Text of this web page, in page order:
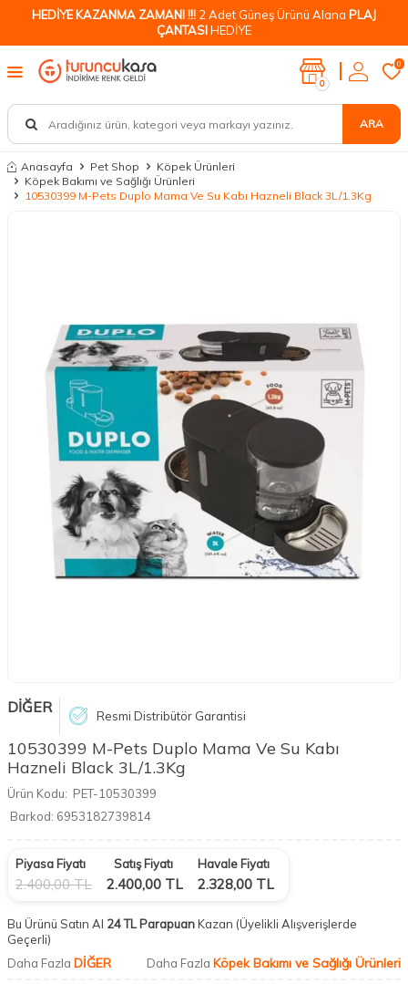
HEDİYE KAZANMA ZAMANI !!! 2 Adet Güneş Ürünü Alana PLAJ
ÇANTASIHEDİYE
ARA
0
0
Anasayfa Pet Shop
Köpek Ürünleri
Köpek Bakımı ve Sağlığı Ürünleri
10530399 M-Pets Duplo Mama Ve Su Kabı Hazneli Black 3L/1.3Kg
DİĞER Resmi Distribütör Garantisi
10530399 M-Pets Duplo Mama Ve Su Kabı
Hazneli Black 3L/1.3Kg
Ürün Kodu: PET-10530399
Barkod: 6953182739814
Piyasa Fiyatı
2.400,00TL
Satış Fiyatı
2.400,00 TL
Havale Fiyatı
2.328,00 TL
Bu Ürünü Satın Al 24 TL ParapuanKazan (Üyelikli Alışverişlerde
Geçerli)
Daha Fazla DİĞER Daha Fazla Köpek Bakımı ve Sağlığı Ürünleri